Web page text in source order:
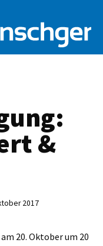
&
2017
20. Oktober um 20